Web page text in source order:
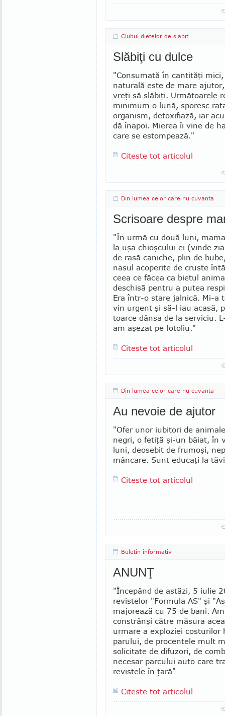
Clubul dietelor de slabit
Slăbiţi cu dulce
"Consumată în cantităţi
naturală este de mare
vreţi să slăbiţi. Următoarele
minimum o lună, sporesc
or­ganism, detoxifiază, iar
dă înapoi. Mierea îi vine de
care se estompează."
Citeste tot articolul
Din lumea celor care nu cuvanta
Scrisoare despre
"În urmă cu două luni,
la uşa chioşcului ei (vinde
de rasă ca­niche, plin de
nasul acoperite de cruste
ceea ce făcea ca bietul
deschisă pentru a putea
Era într-o stare jalnică. Mi-a
vin urgent şi să-l iau acasă,
toarce dânsa de la serviciu.
am aşe­zat pe fotoliu."
Citeste tot articolul
Din lumea celor care nu cuvanta
Au nevoie de ajutor
"Ofer unor iubitori de
negri, o fetiţă şi-un băiat, în
luni, deosebit de frumoşi,
mâncare. Sunt educaţi la
Citeste tot articolul
Buletin informativ
ANUNŢ
"Începând de astăzi, 5 iulie
revistelor "For­mu­la AS" şi
majorează cu 75 de bani.
constrânşi către măsura
urmare a ex­plo­ziei
parului, de procentele mult
solicitate de difu­zori, de
nece­sar parcului auto care
revistele în ţară"
Citeste tot articolul